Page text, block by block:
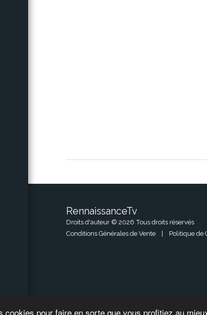
cookies pour faire en sorte que vous profitiez au
RennaissanceTv
Droits d'auteur © 2026 Tous droits réservés
Conditions Générales de Vente
Politique de